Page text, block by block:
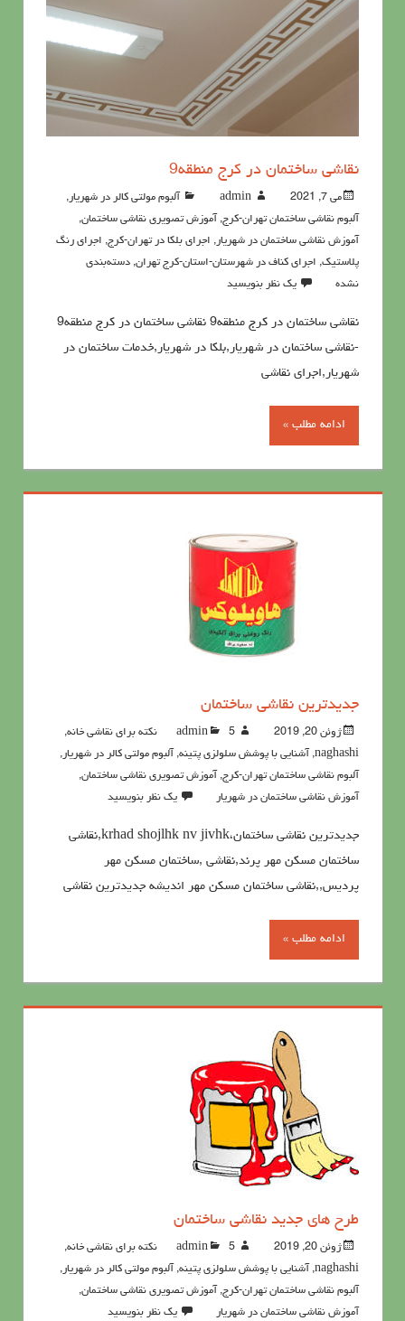
نقاشی ساختمان در کرج منطقه9
می 7, 2021 admin آلبوم مولتی کالر در شهریار,
آلبوم نقاشی ساختمان تهران-کرج, آموزش تصویری نقاشی ساختمان,
آموزش نقاشی ساختمان در شهریار, اجرای بلکا در تهران-کرج, اجرای رنگ
پلاستیک, اجرای کناف در شهرستان-استان-کرج تهران, دسته‌بندی
نشده
یک نظر بنویسید
نقاشی ساختمان در کرج منطقه9 نقاشی ساختمان در کرج منطقه9
-نقاشی ساختمان در شهریار,بلکا در شهریار,خدمات ساختمان در
شهریار,اجرای نقاشی
ادامه مطلب »
جدیدترین نقاشی ساختمان
ژوئن 20, 2019 admin 5نکته برای نقاشی خانه
,
naghashi
, آشنايي با پوشش سلولزي پتينه, آلبوم مولتی کالر در شهریار,
آلبوم نقاشی ساختمان تهران-کرج, آموزش تصویری نقاشی ساختمان,
آموزش نقاشی ساختمان در شهریار
یک نظر بنویسید
جدیدترین نقاشی ساختمان،krhad shojlhk nv jivhk,نقاشی
ساختمان مسکن مهر پرند,نقاشی ,ساختمان مسکن مهر
پردیس,,نقاشی ساختمان مسکن مهر اندیشه جدیدترین نقاشی
ادامه مطلب »
طرح های جدید نقاشی ساختمان
ژوئن 20, 2019 admin 5نکته برای نقاشی خانه
,
naghashi
, آشنايي با پوشش سلولزي پتينه, آلبوم مولتی کالر در شهریار,
آلبوم نقاشی ساختمان تهران-کرج, آموزش تصویری نقاشی ساختمان,
آموزش نقاشی ساختمان در شهریار
یک نظر بنویسید